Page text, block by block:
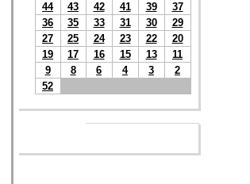
44
43 42 41 39
37
36
35 33 31 30
29
27
25 24 23 22
20
19
17 16 15 13
11
9
8 6 4 3
2
52